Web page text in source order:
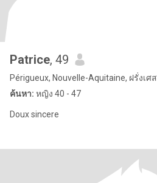
Patrice, 49
Périgueux, Nouvelle-Aquitaine, ฝรั่งเศส
ค้นหา: หญิง 40 - 47
Doux sincere